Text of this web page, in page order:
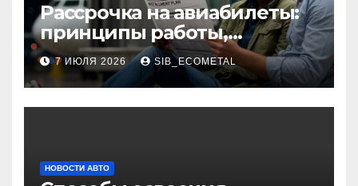
Рассрочка на авиабилеты:
принципы работы,
требования и
потенциальные риски
7 ИЮЛЯ 2026 SIB_ECOMETAL
НОВОСТИ АВТО